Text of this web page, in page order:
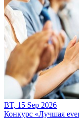
ВТ, 15 Sep 2026
Конкурс «Лучшая